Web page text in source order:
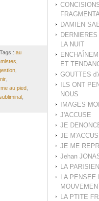
DAMIEN
LA NUIT
ET
GOUTTES
ILS ONT
NOUS
IMAGES
J'ACCUSE
JE
JE
JE ME
Jehan
LA
LA PENSEE
LA PTITE
: au
,
,
au pied,
,